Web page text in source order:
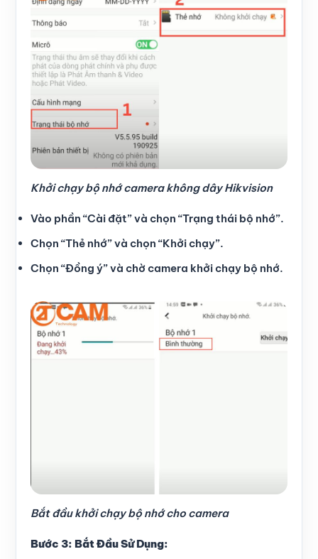
Khởi chạy bộ nhớ camera không dây Hikvision
Vào phần “Cài đặt” và chọn “Trạng thái bộ nhớ”.
Chọn “Thẻ nhớ” và chọn “Khởi chạy”.
Chọn “Đồng ý” và chờ camera khởi chạy bộ nhớ.
Bắt đầu khởi chạy bộ nhớ cho camera
Bước 3: Bắt Đầu Sử Dụng: